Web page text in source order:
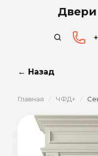
← Назад
Главная / ЧФД+ /